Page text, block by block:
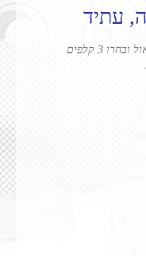
עתיד
3 קלפים